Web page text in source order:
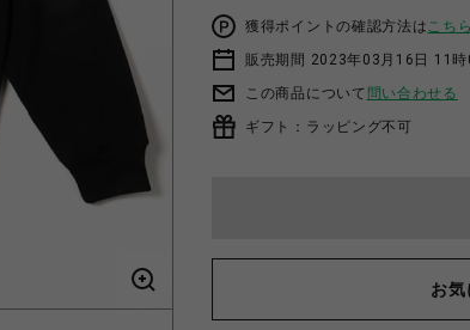
獲得ポイントの確認方法はこちら
販売期間 2023年03月16日 11時
この商品について 問い合わせる
ギフト：ラッピング不可
お気